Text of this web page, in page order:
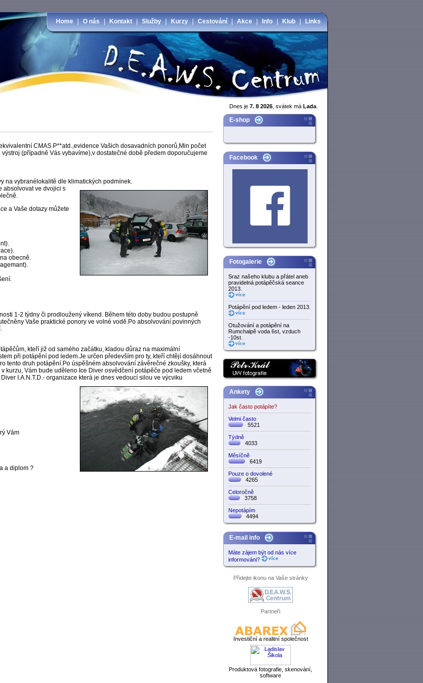
Home|O nás| Kontakt|Služby| Kurzy|Cestování|Akce| Info| Klub| Links
Dnes je 7. 8 2026 , svátek má Lada
CMAS P**atd.,evidence Vašich dosavadních ponorů,Min počet
(případně Vás vybavíme),v dostatečné době předem doporučujeme
na vybranélokalitě dle klimatických podmínek.
absolvovat ve dvojici s
a Vaše dotazy můžete
obecně.
1-2 týdny či prodloužený víkend. Během této doby budou postupně
Vaše praktické ponory ve volné vodě.Po absolvování povinných
kteří již od samého začátku, kladou důraz na maximální
při potápění pod ledem.Je určen především pro ty, kteří chtějí dosáhnout
tento druh potápění.Po úspěšném absolvování závěrečné zkoušky, která
kurzu, Vám bude uděleno Ice Diver osvědčení potápěče pod ledem včetně
I.A.N.T.D.- organizace která je dnes vedoucí silou ve výcviku
Vám
a diplom ?
E-shop
Facebook
Fotogalerie
Sraz našeho klubu a přátel aneb
pravidelná potápěčská seance
2013.
Potápění pod ledem - leden 2013.
Otužování a potápění na
Rumchalpě voda 6st, vzduch
-10st.
Ankety
Jak často potápíte?
Velmi často
5521
Týdně
4033
Měsíčně
6419
Pouze o dovolené
4265
Celoročně
3758
Nepotápím
4494
E-mail info
Máte zájem být od nás více
informováni?
Přidejte ikonu na Vaše stránky
Partneři
Investiční a realitní společnost
Produktová fotografie, skenování,
software